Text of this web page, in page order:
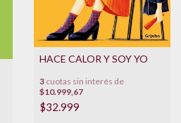
HACE CALOR Y SOY YO
3 cuotas sin interés de
$10.999,67
$32.999